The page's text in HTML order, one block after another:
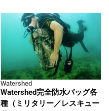
Watershed
Watershed完全防水バッグ各
種（ミリタリー／レスキュー